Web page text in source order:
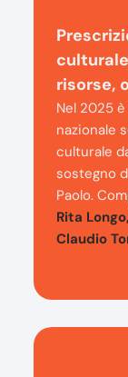
risorse,
Nel 2025
nazionale
culturale
sostegno
Paolo.
Rita
Claudio